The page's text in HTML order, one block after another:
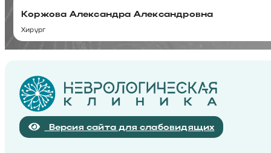
Коржова Александра Александровна
Хирург
Версия сайта для слабовидящих